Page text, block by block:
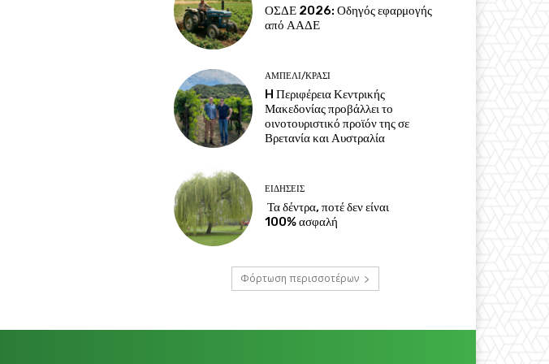
ΟΣΔΕ 2026: Οδηγός εφαρμογής
από ΑΑΔΕ
ΑΜΠΈΛΙ/ΚΡΑΣΊ
H Περιφέρεια Κεντρικής
Μακεδονίας προβάλλει το
οινοτουριστικό προϊόν της σε
Βρετανία και Αυστραλία
ΕΙΔΉΣΕΙΣ
Τα δέντρα, ποτέ δεν είναι
100% ασφαλή
Φόρτωση περισσοτέρων